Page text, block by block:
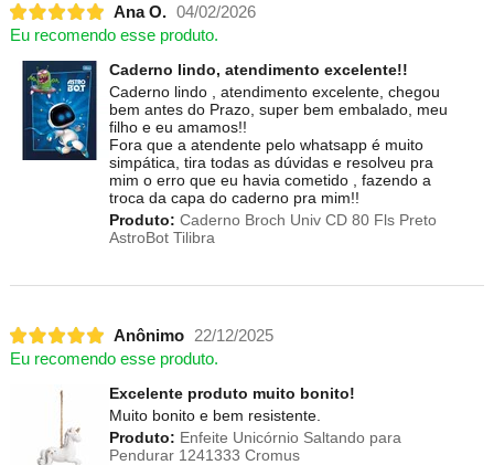
Ana O. 04/02/2026
Eu recomendo esse produto.
Caderno lindo, atendimento excelente!!
Caderno lindo , atendimento excelente, chegou
bem antes do Prazo, super bem embalado, meu
filho e eu amamos!!
Fora que a atendente pelo whatsapp é muito
simpática, tira todas as dúvidas e resolveu pra
mim o erro que eu havia cometido , fazendo a
troca da capa do caderno pra mim!!
Produto: Caderno Broch Univ CD 80 Fls Preto
AstroBot Tilibra
Anônimo
22/12/2025
Eu recomendo esse produto.
Excelente produto muito bonito!
Muito bonito e bem resistente.
Produto: Enfeite Unicórnio Saltando para
Pendurar 1241333 Cromus